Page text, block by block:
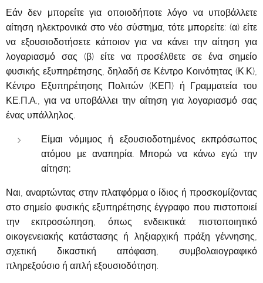
Εάν δεν μπορείτε για οποιοδήποτε λόγο να υποβάλλετε
αίτηση ηλεκτρονικά στο νέο σύστημα, τότε μπορείτε: (α) είτε
να εξουσιοδοτήσετε κάποιον για να κάνει την αίτηση για
λογαριασμό σας (β) είτε να προσέλθετε σε ένα σημείο
φυσικής εξυπηρέτησης, δηλαδή σε Κέντρο Κοινότητας (Κ.Κ),
Κέντρο Εξυπηρέτησης Πολιτών (ΚΕΠ) ή Γραμματεία του
ΚΕ.Π.Α., για να υποβάλλει την αίτηση για λογαριασμό σας
ένας υπάλληλος.
Είμαι νόμιμος ή εξουσιοδοτημένος εκπρόσωπος
ατόμου με αναπηρία. Μπορώ να κάνω εγώ την
αίτηση;
Ναι, αναρτώντας στην πλατφόρμα ο ίδιος ή προσκομίζοντας
στο σημείο φυσικής εξυπηρέτησης έγγραφο που πιστοποιεί
την εκπροσώπηση, όπως ενδεικτικά: πιστοποιητικό
οικογενειακής κατάστασης ή ληξιαρχική πράξη γέννησης,
σχετική δικαστική απόφαση, συμβολαιογραφικό
πληρεξούσιο ή απλή εξουσιοδότηση.